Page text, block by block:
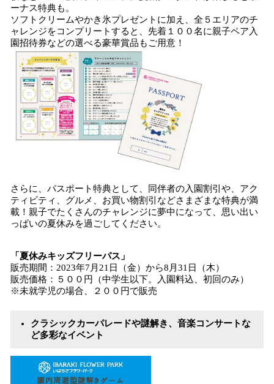
ーナス特典も。
ソフトクリームやかき氷プレゼントに加え、全５エリアのチ
ャレンジをコンプリートすると、先着１００名に親子ペア入
園招待券などの選べる豪華賞品もご用意！
さらに、パスポート特典として、同伴者の入園割引や、アク
ティビティ、グルメ、お買い物割引などさまざまな特典が満
載！親子でたくさんのチャレンジに夢中になって、思い出い
っぱいの夏休みを過ごしてください。
「夏休みキッズフリーパス」
販売期間：2023年7月21日（金）から8月31日（木）
販売価格：５００円（中学生以下。入園料込、初回のみ）
※未就学児の場合、２００円で販売
クラシックカーパレードや謎解き、音楽コンサートな
ど多彩なイベント